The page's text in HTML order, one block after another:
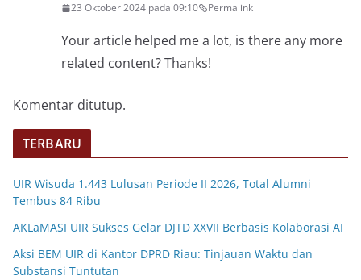
23 Oktober 2024 pada 09:10 Permalink
Your article helped me a lot, is there any more
related content? Thanks!
Komentar ditutup.
TERBARU
UIR Wisuda 1.443 Lulusan Periode II 2026, Total Alumni
Tembus 84 Ribu
AKLaMASI UIR Sukses Gelar DJTD XXVII Berbasis Kolaborasi AI
Aksi BEM UIR di Kantor DPRD Riau: Tinjauan Waktu dan
Substansi Tuntutan